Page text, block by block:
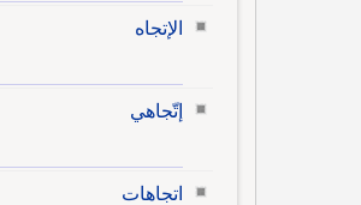
الإتجاه
إتّجاهي
اتجاهات